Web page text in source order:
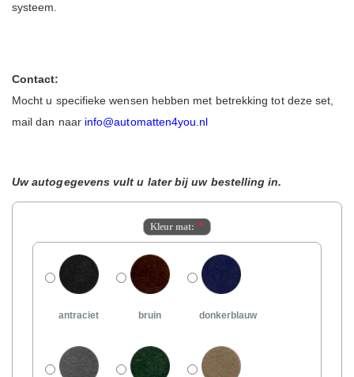
systeem.
Contact:
Mocht u specifieke wensen hebben met betrekking tot deze set,
mail dan naar info@automatten4you.nl
Uw autogegevens vult u later bij uw bestelling in.
Kleur mat:
antraciet bruin donkerblauw